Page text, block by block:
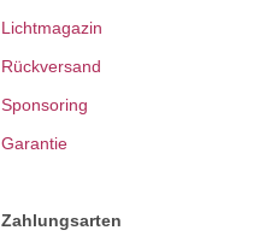
Lichtmagazin
Rückversand
Sponsoring
Garantie
Zahlungsarten